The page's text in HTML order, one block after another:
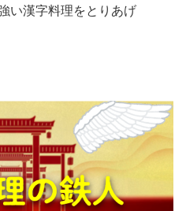
い漢字料理をとりあげ